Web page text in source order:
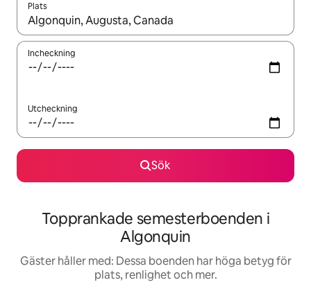
Plats
När resultaten är tillgängliga kan du navigera med upp- och
Incheckning
Utcheckning
Sök
Topprankade semesterboenden i
Algonquin
Gäster håller med: Dessa boenden har höga betyg för
plats, renlighet och mer.